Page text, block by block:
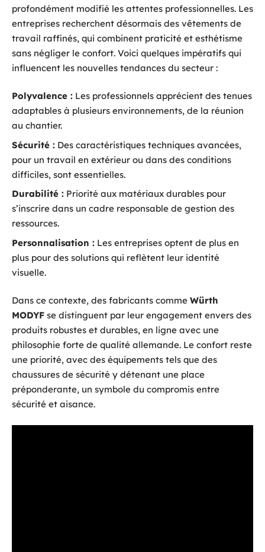
profondément modifié les attentes professionnelles. Les
entreprises recherchent désormais des vêtements de
travail raffinés, qui combinent praticité et esthétisme
sans négliger le confort. Voici quelques impératifs qui
influencent les nouvelles tendances du secteur :
Polyvalence : Les professionnels apprécient des tenues
adaptables à plusieurs environnements, de la réunion
au chantier.
Sécurité : Des caractéristiques techniques avancées,
pour un travail en extérieur ou dans des conditions
difficiles, sont essentielles.
Durabilité : Priorité aux matériaux durables pour
s’inscrire dans un cadre responsable de gestion des
ressources.
Personnalisation : Les entreprises optent de plus en
plus pour des solutions qui reflètent leur identité
visuelle.
Dans ce contexte, des fabricants comme Würth
MODYF se distinguent par leur engagement envers des
produits robustes et durables, en ligne avec une
philosophie forte de qualité allemande. Le confort reste
une priorité, avec des équipements tels que des
chaussures de sécurité y détenant une place
préponderante, un symbole du compromis entre
sécurité et aisance.